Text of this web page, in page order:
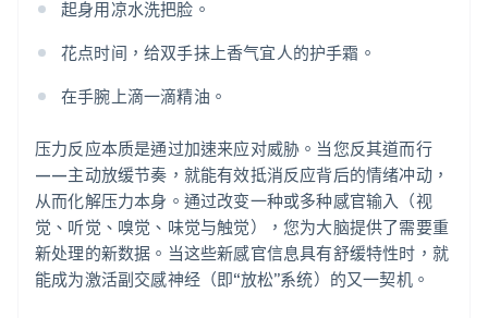
起身用凉水洗把脸。
花点时间，给双手抹上香气宜人的护手霜。
在手腕上滴一滴精油。
压力反应本质是通过加速来应对威胁。当您反其道而行
——主动放缓节奏，就能有效抵消反应背后的情绪冲动，
从而化解压力本身。通过改变一种或多种感官输入（视
觉、听觉、嗅觉、味觉与触觉），您为大脑提供了需要重
新处理的新数据。当这些新感官信息具有舒缓特性时，就
能成为激活副交感神经（即“放松”系统）的又一契机。